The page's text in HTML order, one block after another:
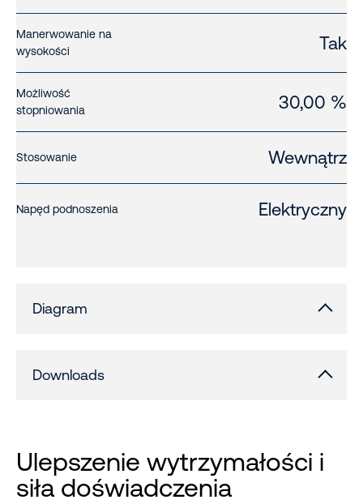
Manerwowanie na
wysokości
Tak
Możliwość
stopniowania
30,00 %
Stosowanie Wewnątrz
Napęd podnoszenia Elektryczny
Diagram
Downloads
Ulepszenie wytrzymałości i
siła doświadczenia